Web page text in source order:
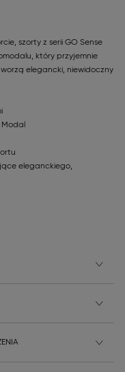
szorty z serii GO Sense
który przyjemnie
elegancki, niewidoczny
Modal
eleganckiego,